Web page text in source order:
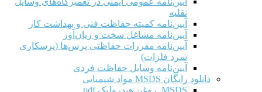
نقلیه
آیین‌نامه کمیته حفاظت فنی و بهداشت کار
آیین‌نامه مشاغل سخت و زیان‌آور
آیین‌نامه مقررات حفاظتی پرس‌ها (پرسکاری
سرد فلزات)
آیین‌نامه وسایل حفاظت فردی
دانلود رایگان MSDS مواد شیمیایی
MSDS روغن هیدرولیک pdf